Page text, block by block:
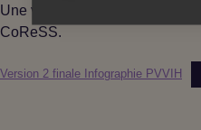
Une version papier peut
CoReSS.
Version 2 finale Infographie PVVIH